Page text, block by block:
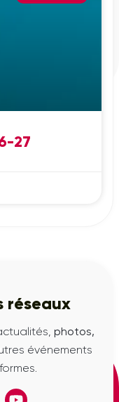
27
réseaux
photos,
événements